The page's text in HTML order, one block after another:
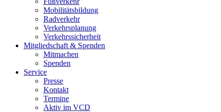
Mobilitätsbildung
Radverkehr
Verkehrsplanung
Verkehrssicherheit
Mitgliedschaft & Spenden
Mitmachen
Spenden
Service
Presse
Kontakt
Termine
Aktiv im VCD